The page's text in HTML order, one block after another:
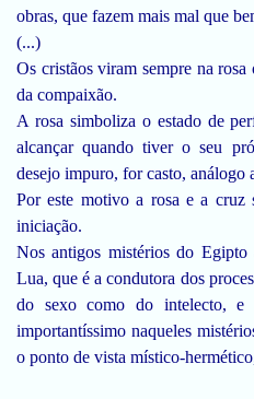
obras, que fazem mais mal que
(...)
Os cristãos viram sempre na
da compaixão.
A rosa simboliza o estado de
alcançar quando tiver o seu
desejo impuro, for casto, análogo
Por este motivo a rosa e a cruz
iniciação.
Nos antigos mistérios do Egipto
Lua, que é a condutora dos
do sexo como do intelecto,
importantíssimo naqueles
o ponto de vista místico-